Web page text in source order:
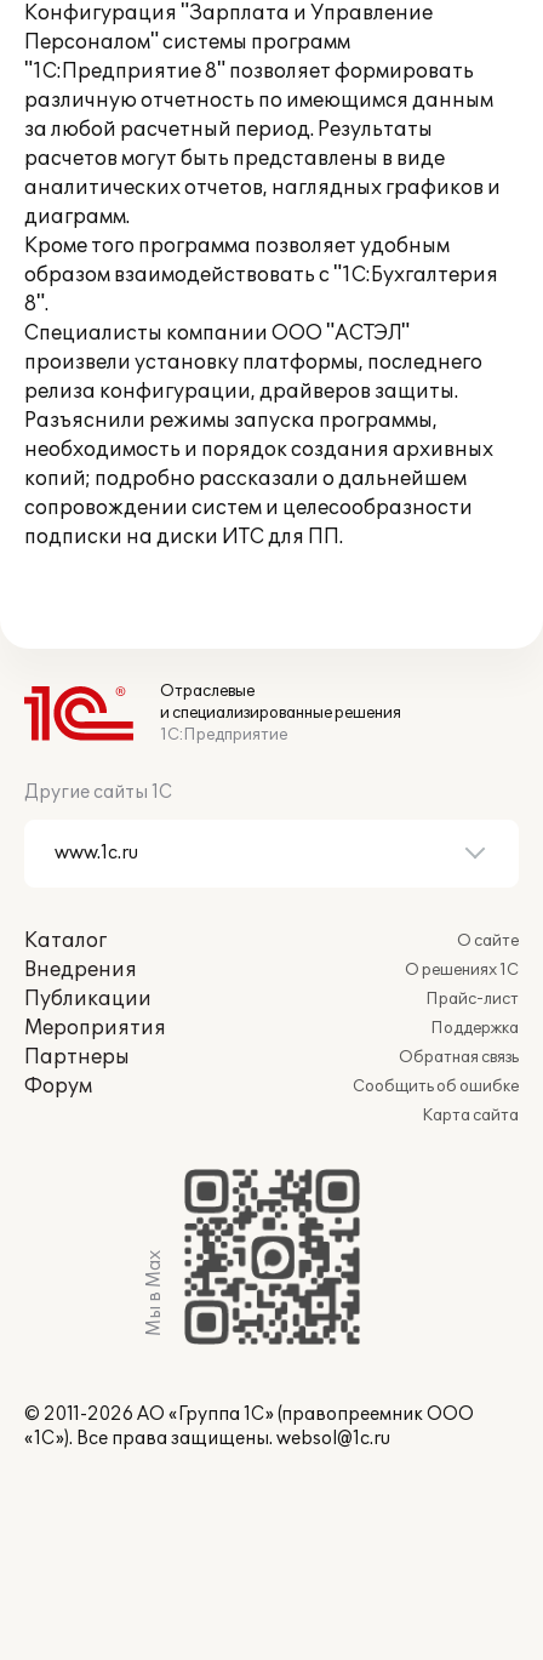
Конфигурация "Зарплата и Управление
Персоналом" системы программ
"1С:Предприятие 8" позволяет формировать
различную отчетность по имеющимся данным
за любой расчетный период. Результаты
расчетов могут быть представлены в виде
аналитических отчетов, наглядных графиков и
диаграмм.
Кроме того программа позволяет удобным
образом взаимодействовать с "1С:Бухгалтерия
8".
Специалисты компании ООО "АСТЭЛ"
произвели установку платформы, последнего
релиза конфигурации, драйверов защиты.
Разъяснили режимы запуска программы,
необходимость и порядок создания архивных
копий; подробно рассказали о дальнейшем
сопровождении систем и целесообразности
подписки на диски ИТС для ПП.
Отраслевые
и специализированные решения
1С:Предприятие
Другие сайты 1С
Каталог
Внедрения
Публикации
Мероприятия
Партнеры
Форум
О сайте
О решениях 1С
Прайс-лист
Поддержка
Обратная связь
Сообщить об ошибке
Карта сайта
Мы в Max
© 2011-2026 АО «Группа 1С» (правопреемник ООО
«1С»). Все права защищены. websol@1c.ru